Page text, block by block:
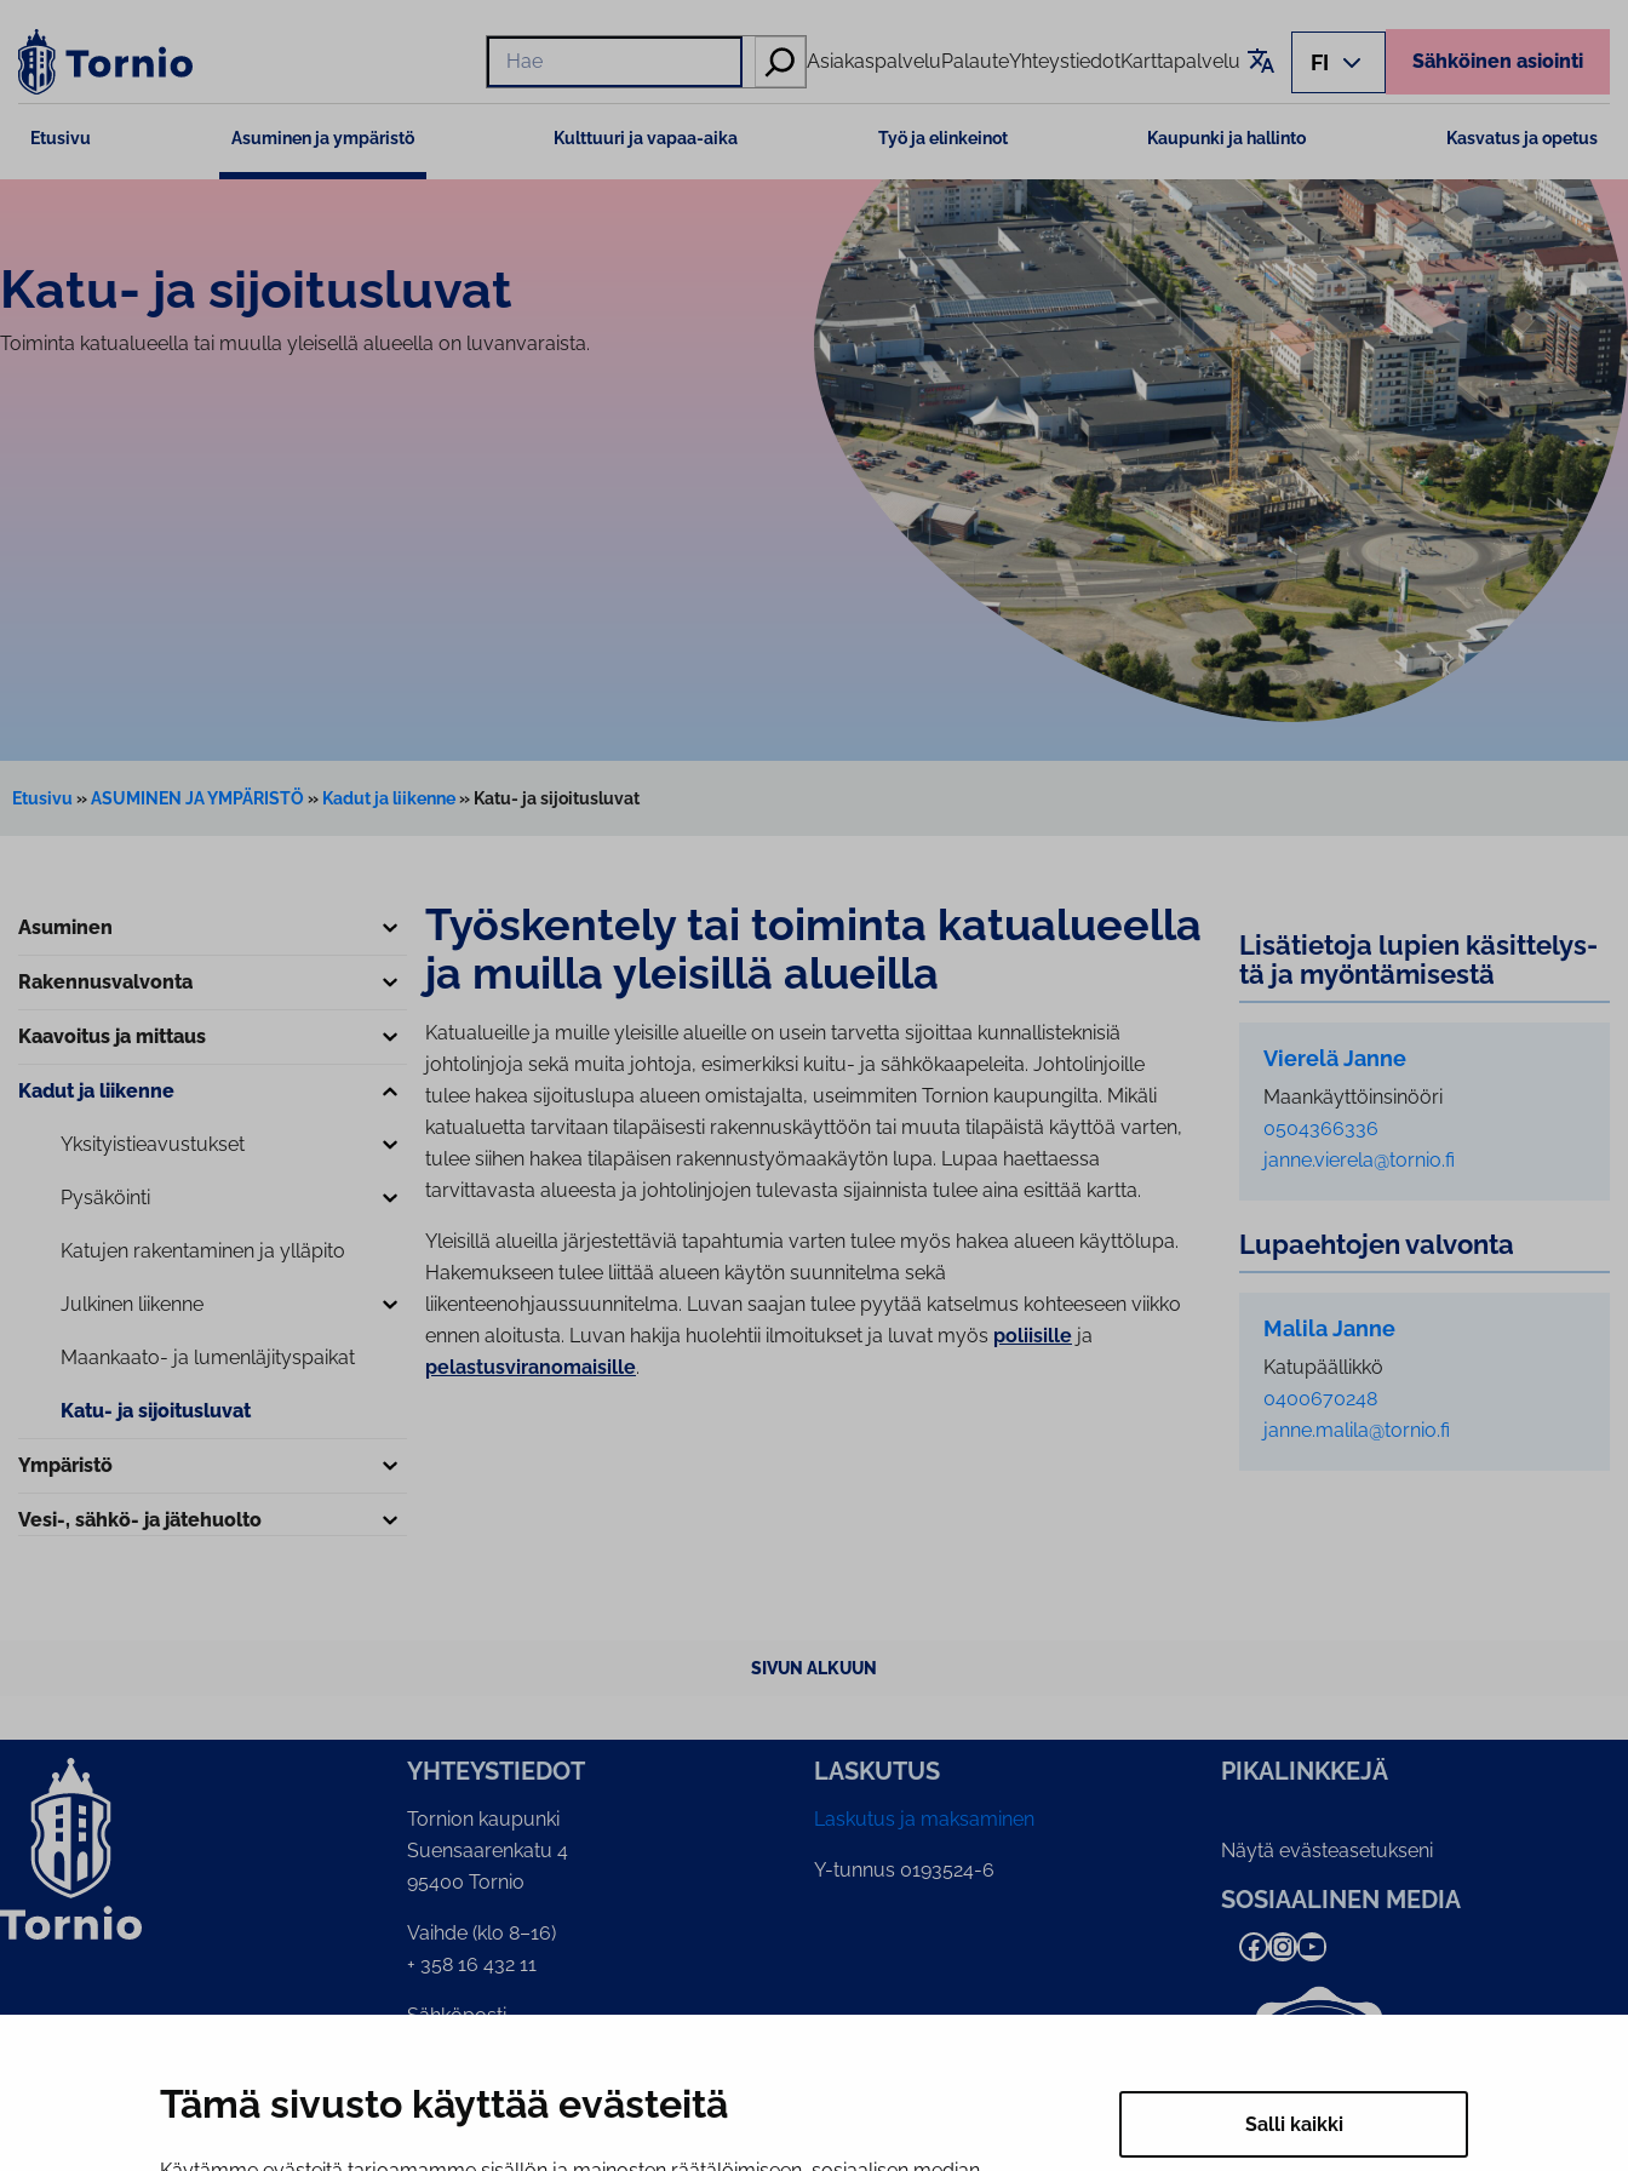
Tämä sivusto käyttää evästeitä Salli kaikki
sisältöön
Hae
AsiakaspalveluPalauteYhteystiedotKarttapalvelu Käännä sivu
FI Sähköinen asiointi
Etusivu Asuminen ja ympäristö Kulttuuri ja vapaa-aika Työ ja elinkeinot Kaupunki ja hallinto Kasvatus ja opetus
Katu- ja si­joi­tus­lu­vat
Toiminta katualueella tai muulla yleisellä alueella on luvanvaraista.
Etusivu »ASUMINEN JA YMPÄRISTÖ » Kadut ja liikenne» Katu- ja sijoitusluvat
Asuminen
Ra­ken­nus­val­von­ta
Kaavoitus ja mittaus
Kadut ja liikenne
Yk­si­tyis­tie­a­vus­tuk­set
Pysäköinti
Katujen ra­ken­ta­mi­nen ja ylläpito
Julkinen liikenne
Maankaato- ja lu­men­lä­ji­tys­pai­kat
Katu- ja si­joi­tus­lu­vat
Ympäristö
Vesi-, sähkö- ja jätehuolto
Työskentely tai toiminta ka­tua­lu­eel­la
ja muilla yleisillä alueilla
Katualueille ja muille yleisille alueille on usein tarvetta sijoittaa kunnallisteknisiä
johtolinjoja sekä muita johtoja, esimerkiksi kuitu- ja sähkökaapeleita. Johtolinjoille
tulee hakea sijoituslupa alueen omistajalta, useimmiten Tornion kaupungilta. Mikäli
katualuetta tarvitaan tilapäisesti rakennuskäyttöön tai muuta tilapäistä käyttöä varten,
tulee siihen hakea tilapäisen rakennustyömaakäytön lupa. Lupaa haettaessa
tarvittavasta alueesta ja johtolinjojen tulevasta sijainnista tulee aina esittää kartta.
Yleisillä alueilla järjestettäviä tapahtumia varten tulee myös hakea alueen käyttölupa.
Hakemukseen tulee liittää alueen käytön suunnitelma sekä
liikenteenohjaussuunnitelma. Luvan saajan tulee pyytää katselmus kohteeseen viikko
ennen aloitusta. Luvan hakija huolehtii ilmoitukset ja luvat myös poliisille ja
pelastusviranomaisille.
Lisätietoja lupien kä­sit­te­lys­
tä ja myön­tä­mi­ses­tä
Vierelä Janne
Maankäyttöinsinööri
0504366336
janne.vierela@tornio.fi
Lupaehtojen valvonta
Malila Janne
Katupäällikkö
0400670248
janne.malila@tornio.fi
SIVUN ALKUUN
YH­TEYS­TIE­DOT
Tornion kaupunki
Suensaarenkatu 4
95400 Tornio
Vaihde (klo 8–16)
+ 358 16 432 11
Sähköposti
LASKUTUS
Laskutus ja maksaminen
Y-tunnus 0193524-6
PI­KA­LINK­KE­JÄ
Näytä evästeasetukseni
SOSIAALINEN MEDIA
Facebook InstagramYouTube